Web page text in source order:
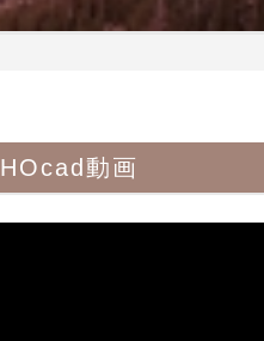
HOcad動画